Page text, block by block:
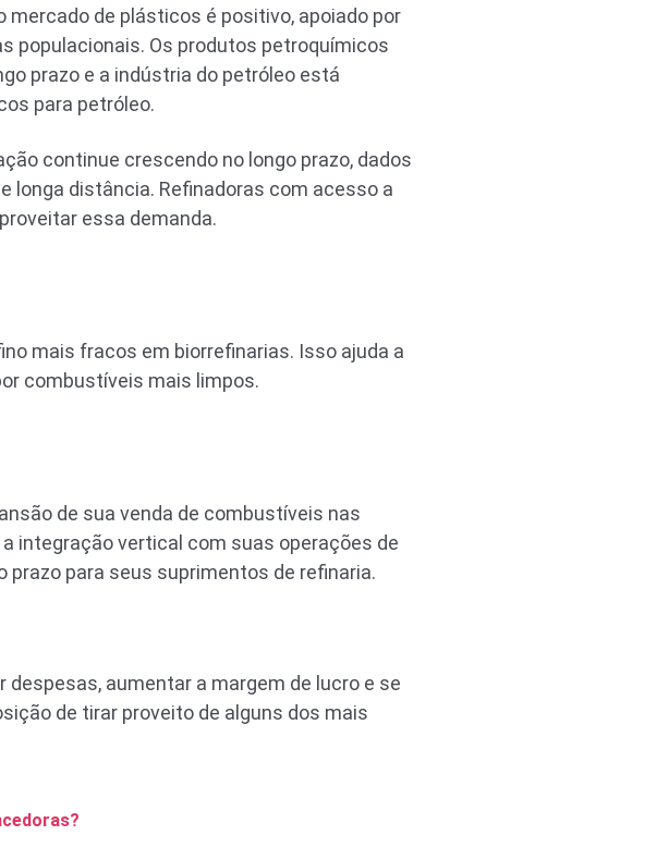
de plásticos é positivo, apoiado por
populacionais. Os produtos petroquímicos
prazo e a indústria do petróleo está
para petróleo.
continue crescendo no longo prazo, dados
longa distância. Refinadoras com acesso a
essa demanda.
mais fracos em biorrefinarias. Isso ajuda a
combustíveis mais limpos.
de sua venda de combustíveis nas
integração vertical com suas operações de
para seus suprimentos de refinaria.
aumentar a margem de lucro e se
de tirar proveito de alguns dos mais